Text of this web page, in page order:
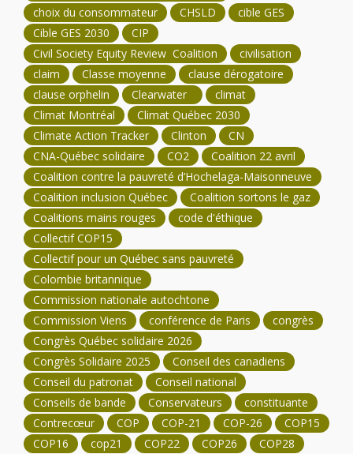
choix du consommateur
CHSLD
cible GES
Cible GES 2030
CIP
Civil Society Equity Review Coalition
civilisation
claim
Classe moyenne
clause dérogatoire
clause orphelin
Clearwater
climat
Climat Montréal
Climat Québec 2030
Climate Action Tracker
Clinton
CN
CNA-Québec solidaire
CO2
Coalition 22 avril
Coalition contre la pauvreté d’Hochelaga-Maisonneuve
Coalition inclusion Québec
Coalition sortons le gaz
Coalitions mains rouges
code d'éthique
Collectif COP15
Collectif pour un Québec sans pauvreté
Colombie britannique
Commission nationale autochtone
Commission Viens
conférence de Paris
congrès
Congrès Québec solidaire 2026
Congrès Solidaire 2025
Conseil des canadiens
Conseil du patronat
Conseil national
Conseils de bande
Conservateurs
constituante
Contrecœur
COP COP-21 COP-26
COP15
COP16
cop21 COP22 COP26
COP28